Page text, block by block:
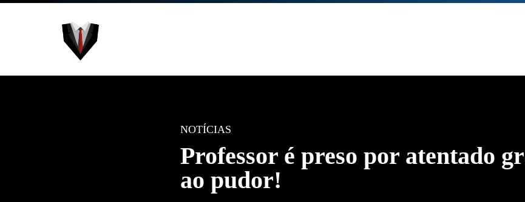
NOTÍCIAS
Professor é preso por atentado
ao pudor!